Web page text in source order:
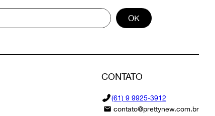
OK
CONTATO
(61) 9 9925-3912
contato@prettynew.com.br